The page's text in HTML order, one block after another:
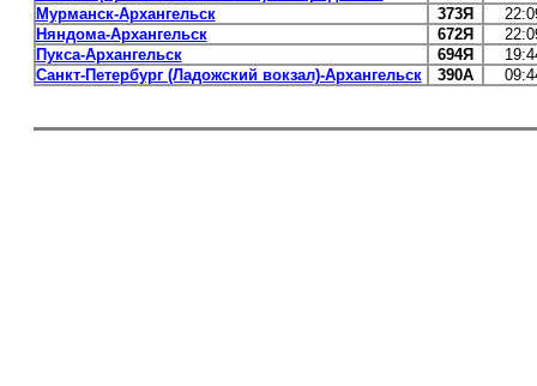
Мурманск-Архангельск
373Я
Няндома-Архангельск
672Я
Пукса-Архангельск
694Я
Санкт-Петербург (Ладожский вокзал)-Архангельск
390А